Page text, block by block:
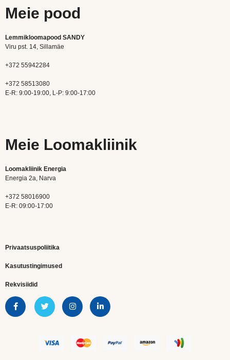
Meie pood
Lemmikloomapood SANDY
Viru pst. 14, Sillamäe
+372 55942284
+372 58513080
E-R: 9:00-19:00, L-P: 9:00-17:00
Meie Loomakliinik
Loomakliinik Energia
Energia 2a, Narva
+372 58016900
E-R: 09:00-17:00
Privaatsuspoliitika
Kasutustingimused
Rekvisiidid